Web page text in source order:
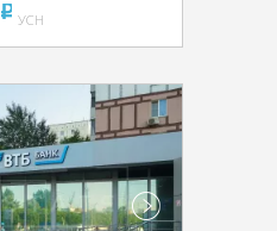
pуб
УСН